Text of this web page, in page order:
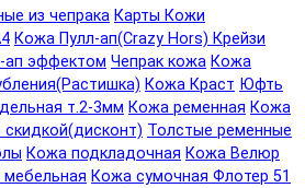
из чепрака Карты Кожи
Кожа Пулл-ап(Crazy Hors) Крейзи
ап эффектом Чепрак кожа Кожа
Кожа Краст Юфть
т.2-3мм Кожа ременная Кожа
Толстые ременные
Кожа подкладочная Кожа Велюр
Кожа сумочная Флотер 51